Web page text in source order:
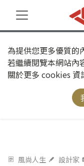
為提供您更多優質的
若繼續閱覽本網站內
關於更多 cookies 資
風尚人生 設計家